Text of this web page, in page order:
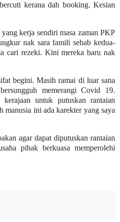
kerana dah booking. Kesian
kerja sendiri masa zaman PKP
nak sara famili sebab kedua-
cari rezeki. Kini mereka baru nak
begini. Masih ramai di luar sana
memerangi Covid 19.
untuk putuskan rantaian
ini ada karekter yang saya
agar dapat diputuskan rantaian
pihak berkuasa memperolehi